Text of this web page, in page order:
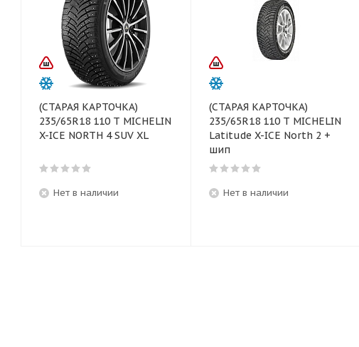
(СТАРАЯ КАРТОЧКА)
235/65R18 110 T MICHELIN
X-ICE NORTH 4 SUV XL
Нет в наличии
(СТАРАЯ КАРТОЧКА)
235/65R18 110 T MICHELIN
Latitude X-ICE North 2 +
шип
Нет в наличии